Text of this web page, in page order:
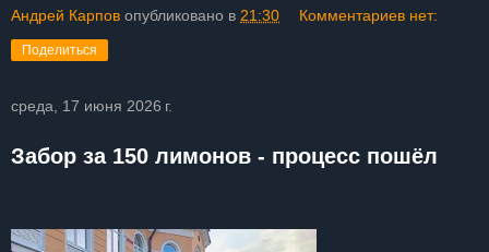
Андрей Карпов опубликовано в 21:30 Комментариев нет:
Поделиться
среда, 17 июня 2026 г.
Забор за 150 лимонов - процесс пошёл